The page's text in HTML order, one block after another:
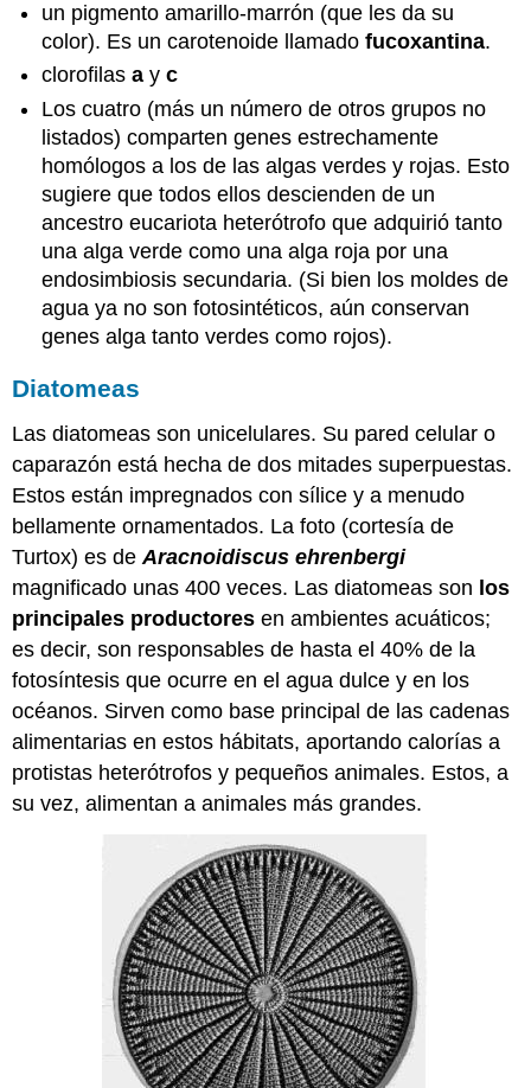
un pigmento amarillo-marrón (que les da su
color). Es un carotenoide llamadofucoxantina.
clorofilasa yc
Los cuatro (más un número de otros grupos no
listados) comparten genes estrechamente
homólogos a los de las algas verdes y rojas. Esto
sugiere que todos ellos descienden de un
ancestro eucariota heterótrofo que adquirió tanto
una alga verde como una alga roja por una
endosimbiosis secundaria. (Si bien los moldes de
agua ya no son fotosintéticos, aún conservan
genes alga tanto verdes como rojos).
Diatomeas
Las diatomeas son unicelulares. Su pared celular o
caparazón está hecha de dos mitades superpuestas.
Estos están impregnados con sílice y a menudo
bellamente ornamentados. La foto (cortesía de
Turtox) es deAracnoidiscus ehrenbergi
magnificado unas 400 veces. Las diatomeas son los
principales productores en ambientes acuáticos;
es decir, son responsables de hasta el 40% de la
fotosíntesis que ocurre en el agua dulce y en los
océanos. Sirven como base principal de las cadenas
alimentarias en estos hábitats, aportando calorías a
protistas heterótrofos y pequeños animales. Estos, a
su vez, alimentan a animales más grandes.